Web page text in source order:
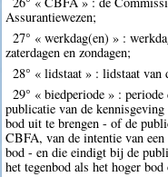
Assurantiewezen;
27° « werkdag(en) » :
zaterdagen en zondagen;
28° « lidstaat » : lidstaat van
29° « biedperiode » :
publicatie van de
bod uit te brengen - of de
CBFA, van de intentie van
bod - en die eindigt bij de
het tegenbod als het hoger